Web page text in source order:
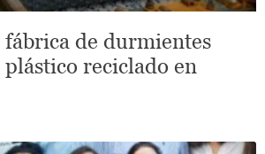
de durmientes
plástico reciclado en